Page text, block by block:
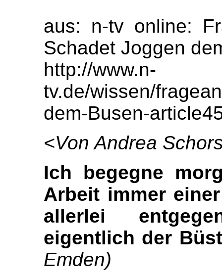
aus: n-tv online:
Schadet Joggen
http://www.n-
tv.de/wissen/
dem-Busen-
<Von Andrea
Ich begegne
Arbeit immer
allerlei
eigentlich der
Emden)